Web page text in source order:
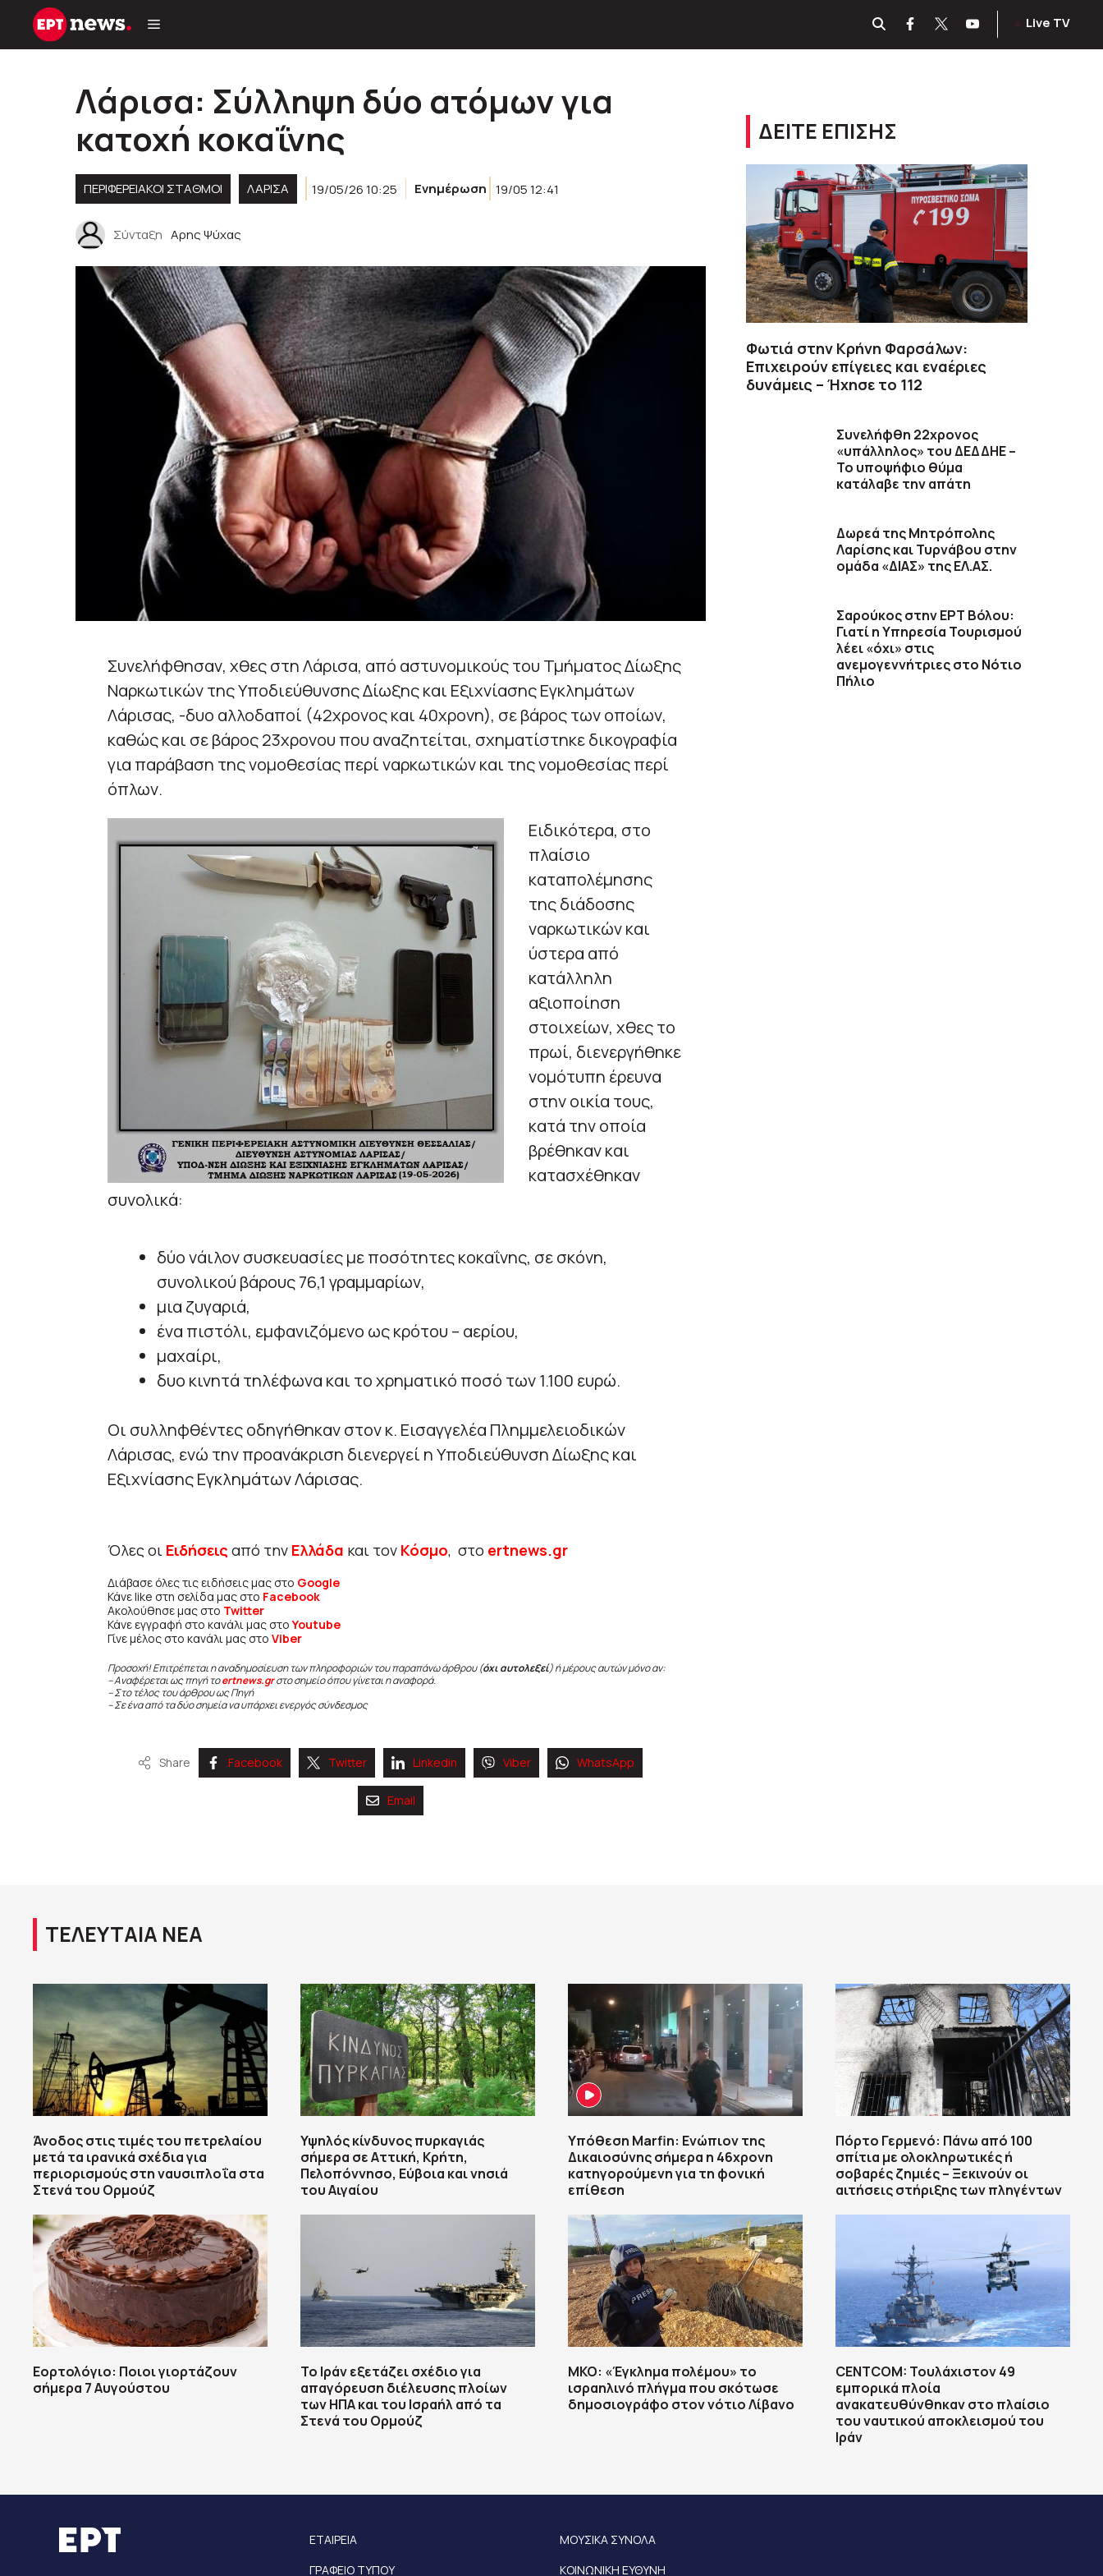
Μετάβαση
Live TV
Λάρισα: Σύλληψη δύο ατόμων για
κατοχή κοκαΐνης
ΠΕΡΙΦΕΡΕΙΑΚΟΊ ΣΤΑΘΜΟΊ ΛΑΡΙΣΑ 19/05/26 10:25 Ενημέρωση 19/05 12:41
Σύνταξη Αρης Ψύχας
Συνελήφθησαν, χθες στη Λάρισα, από αστυνομικούς του Τμήματος Δίωξης
Ναρκωτικών της Υποδιεύθυνσης Δίωξης και Εξιχνίασης Εγκλημάτων
Λάρισας, -δυο αλλοδαποί (42χρονος και 40χρονη), σε βάρος των οποίων,
καθώς και σε βάρος 23χρονου που αναζητείται, σχηματίστηκε δικογραφία
για παράβαση της νομοθεσίας περί ναρκωτικών και της νομοθεσίας περί
όπλων.
Ειδικότερα, στο
πλαίσιο
καταπολέμησης
της διάδοσης
ναρκωτικών και
ύστερα από
κατάλληλη
αξιοποίηση
στοιχείων, χθες το
πρωί, διενεργήθηκε
νομότυπη έρευνα
στην οικία τους,
κατά την οποία
βρέθηκαν και
κατασχέθηκαν
συνολικά:
δύο νάιλον συσκευασίες με ποσότητες κοκαΐνης, σε σκόνη,
συνολικού βάρους 76,1 γραμμαρίων,
μια ζυγαριά,
ένα πιστόλι, εμφανιζόμενο ως κρότου – αερίου,
μαχαίρι,
δυο κινητά τηλέφωνα και το χρηματικό ποσό των 1.100 ευρώ.
Οι συλληφθέντες οδηγήθηκαν στον κ. Εισαγγελέα Πλημμελειοδικών
Λάρισας, ενώ την προανάκριση διενεργεί η Υποδιεύθυνση Δίωξης και
Εξιχνίασης Εγκλημάτων Λάρισας.
Όλες οι Ειδήσεις από την Ελλάδα και τον Κόσμο, στο ertnews.gr
Διάβασε όλες τις ειδήσεις μας στο Google
Κάνε like στη σελίδα μας στο Facebook
Ακολούθησε μας στο Twitter
Κάνε εγγραφή στο κανάλι μας στοYoutube
Γίνε μέλος στο κανάλι μας στο Viber
Προσοχή! Επιτρέπεται η αναδημοσίευση των πληροφοριών του παραπάνω άρθρου (όχι αυτολεξεί) ή μέρους αυτών μόνο αν:
– Αναφέρεται ως πηγή τοertnews.gr στο σημείο όπου γίνεται η αναφορά.
– Στο τέλος του άρθρου ως Πηγή
– Σε ένα από τα δύο σημεία να υπάρχει ενεργός σύνδεσμος
Share Facebook Twitter Linkedin Viber WhatsApp
Email
ΔΕΙΤΕ ΕΠΙΣΗΣ
Φωτιά στην Κρήνη Φαρσάλων:
Επιχειρούν επίγειες και εναέριες
δυνάμεις – Ήχησε το 112
Συνελήφθη 22χρονος
«υπάλληλος» του ΔΕΔΔΗΕ –
Το υποψήφιο θύμα
κατάλαβε την απάτη
Δωρεά της Μητρόπολης
Λαρίσης και Τυρνάβου στην
ομάδα «ΔΙΑΣ» της ΕΛ.ΑΣ.
Σαρούκος στην ΕΡΤ Βόλου:
Γιατί η Υπηρεσία Τουρισμού
λέει «όχι» στις
ανεμογεννήτριες στο Νότιο
Πήλιο
ΤΕΛΕΥΤΑΙΑ ΝΕΑ
Άνοδος στις τιμές του πετρελαίου
μετά τα ιρανικά σχέδια για
περιορισμούς στη ναυσιπλοΐα στα
Στενά του Ορμούζ
Εορτολόγιο: Ποιοι γιορτάζουν
σήμερα 7 Αυγούστου
Υψηλός κίνδυνος πυρκαγιάς
σήμερα σε Αττική, Κρήτη,
Πελοπόννησο, Εύβοια και νησιά
του Αιγαίου
Το Ιράν εξετάζει σχέδιο για
απαγόρευση διέλευσης πλοίων
των ΗΠΑ και του Ισραήλ από τα
Στενά του Ορμούζ
Υπόθεση Marfin: Ενώπιον της
Δικαιοσύνης σήμερα η 46χρονη
κατηγορούμενη για τη φονική
επίθεση
ΜΚΟ: «Έγκλημα πολέμου» το
ισραηλινό πλήγμα που σκότωσε
δημοσιογράφο στον νότιο Λίβανο
Πόρτο Γερμενό: Πάνω από 100
σπίτια με ολοκληρωτικές ή
σοβαρές ζημιές – Ξεκινούν οι
αιτήσεις στήριξης των πληγέντων
CENTCOM: Τουλάχιστον 49
εμπορικά πλοία
ανακατευθύνθηκαν στο πλαίσιο
του ναυτικού αποκλεισμού του
Ιράν
ΕΤΑΙΡΕΙΑ
ΓΡΑΦΕΙΟ ΤΥΠΟΥ
ΜΟΥΣΙΚΑ ΣΥΝΟΛΑ
ΚΟΙΝΩΝΙΚΗ ΕΥΘΥΝΗ